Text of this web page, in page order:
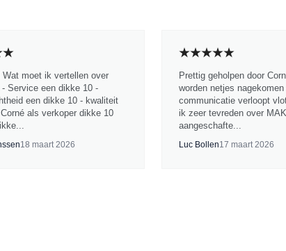
Wat moet ik vertellen over
- Service een dikke 10 -
een dikke 10 - kwaliteit
als verkoper dikke 10
18 maart 2026
Prettig geholpen door
worden netjes
communicatie verloopt
ik zeer tevreden over
aangeschafte...
Luc Bollen17 maart 2026